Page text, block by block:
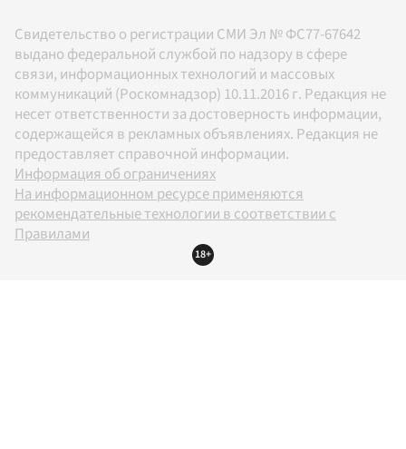
Свидетельство о регистрации СМИ Эл № ФС77-67642
выдано федеральной службой по надзору в сфере
связи, информационных технологий и массовых
коммуникаций (Роскомнадзор) 10.11.2016 г. Редакция не
несет ответственности за достоверность информации,
содержащейся в рекламных объявлениях. Редакция не
предоставляет справочной информации.
Информация об ограничениях
На информационном ресурсе применяются
рекомендательные технологии в соответствии с
Правилами
18+